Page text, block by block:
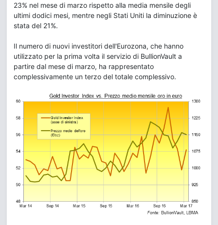
23% nel mese di marzo rispetto alla media mensile degli
ultimi dodici mesi, mentre negli Stati Uniti la diminuzione è
stata del 21%.
Il numero di nuovi investitori dell'Eurozona, che hanno
utilizzato per la prima volta il servizio di BullionVault a
partire dal mese di marzo, ha rappresentato
complessivamente un terzo del totale complessivo.